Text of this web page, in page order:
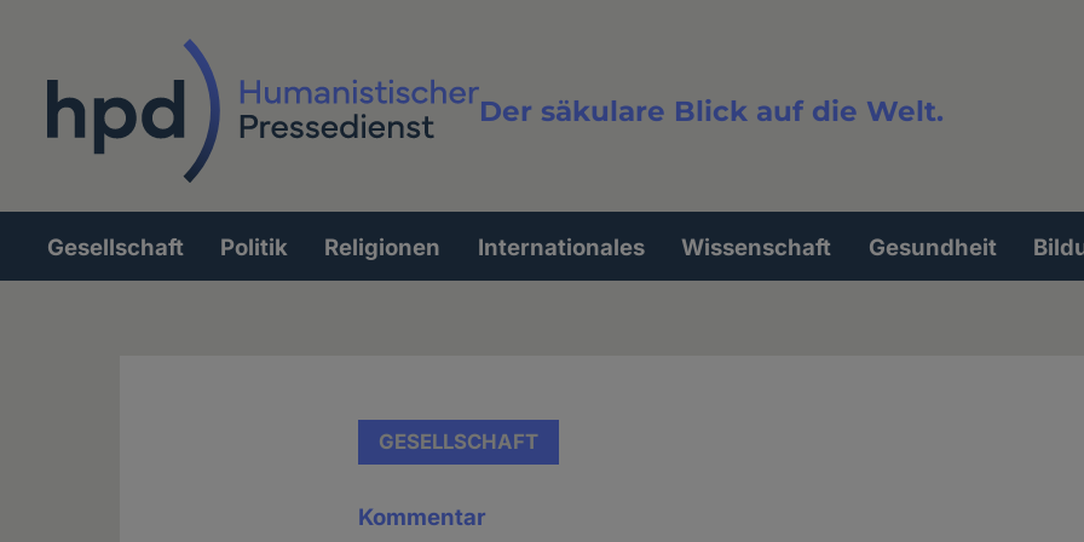
Der säkulare Blick auf die Welt.
Volltextsuche
Hauptnavigation
Gesellschaft Politik Religionen Internationales Wissenschaft Gesundheit
GESELLSCHAFT
Kommentar